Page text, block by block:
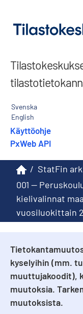
Svenska
English
Käyttöohje
PxWeb API
/ StatFin
001 --
kielivalinnat
vuosiluokittain
kyselyihin (mm.
muuttujakoodit),
muutoksia.
muutoksista.